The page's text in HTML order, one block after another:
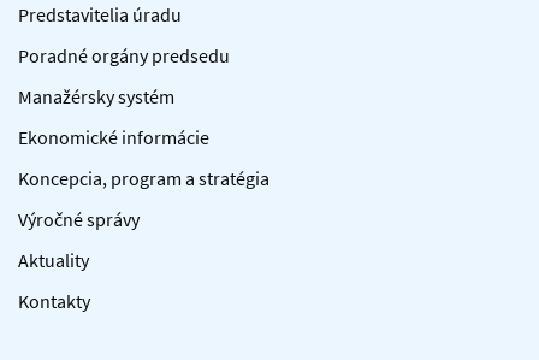
Predstavitelia úradu
Poradné orgány predsedu
Manažérsky systém
Ekonomické informácie
Koncepcia, program a stratégia
Výročné správy
Aktuality
Kontakty